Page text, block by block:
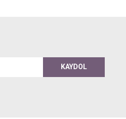
KAYDOL